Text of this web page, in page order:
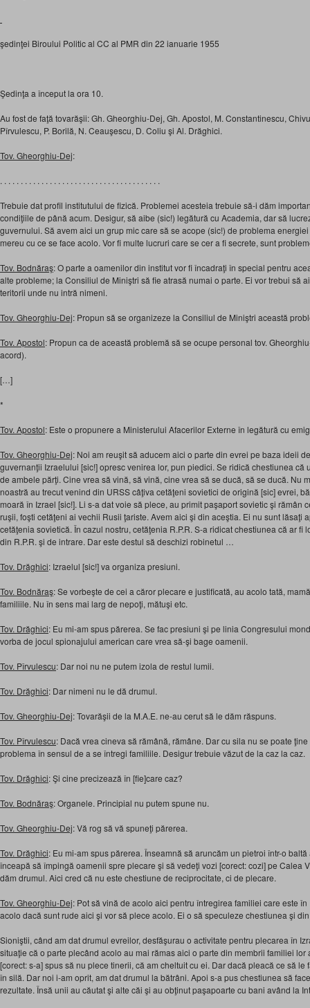
şedinţei Biroului Politic al CC al PMR din 22 ianuarie 1955
Şedinţa a început la ora 10.
Au fost de faţă tovarăşii: Gh. Gheorghiu-Dej, Gh. Apostol, M. Constantinescu,
Pîrvulescu, P. Borilă, N. Ceauşescu, D. Coliu şi Al. Drăghici.
Tov. Gheorghiu-Dej:
. . . . . . . . . . . . . . . . . . . . . . . . . . . . . . . . . . . . . . .
Trebuie dat profil institutului de fizică. Problemei acesteia trebuie să-i dăm
condiţiile de până acum. Desigur, să aibe (sic!) legătură cu Academia, dar să
guvernului. Să avem aici un grup mic care să se acope (sic!) de problema
mereu cu ce se face acolo. Vor fi multe lucruri care se cer a fi secrete, sunt
Tov. Bodnăraş: O parte a oamenilor din institut vor fi încadraţi în special pentru
alte probleme; la Consiliul de Miniştri să fie atrasă numai o parte. Ei vor trebui să
teritorii unde nu intră nimeni.
Tov. Gheorghiu-Dej: Propun să se organizeze la Consiliul de Miniştri această
Tov. Apostol: Propun ca de această problemă să se ocupe personal tov.
acord).
[…]
*
Tov. Apostol: Este o propunere a Ministerului Afacerilor Externe în legătură cu
Tov. Gheorghiu-Dej: Noi am reuşit să aducem aici o parte din evrei pe baza ideii
guvernanţii Izraelului [sic!] opresc venirea lor, pun piedici. Se ridică chestiunea că
de ambele părţi. Cine vrea să vină, să vină, cine vrea să se ducă, să se ducă. Nu
noastră au trecut venind din URSS câţiva cetăţeni sovietici de origină [sic] evrei,
moară în Izrael [sic!]. Li s-a dat voie să plece, au primit paşaport sovietic şi rămân
ruşii, foşti cetăţeni ai vechii Rusii ţariste. Avem aici şi din aceştia. Ei nu sunt lăsaţi
cetăţenia sovietică. În cazul nostru, cetăţenia R.P.R. S-a ridicat chestiunea că ar fi
din R.P.R. şi de intrare. Dar este destul să deschizi robinetul …
Tov. Drăghici: Izraelul [sic!] va organiza presiuni.
Tov. Bodnăraş: Se vorbeşte de cei a căror plecare e justificată, au acolo tată,
familiile. Nu în sens mai larg de nepoţi, mătuşi etc.
Tov. Drăghici: Eu mi-am spus părerea. Se fac presiuni şi pe linia Congresului
vorba de jocul spionajului american care vrea să-şi bage oamenii.
Tov. Pîrvulescu: Dar noi nu ne putem izola de restul lumii.
Tov. Drăghici: Dar nimeni nu le dă drumul.
Tov. Gheorghiu-Dej: Tovarăşii de la M.A.E. ne-au cerut să le dăm răspuns.
Tov. Pîrvulescu: Dacă vrea cineva să rămână, rămâne. Dar cu sila nu se poate
problema în sensul de a se întregi familiile. Desigur trebuie văzut de la caz la caz.
Tov. Drăghici: Şi cine precizează în [fie]care caz?
Tov. Bodnăraş: Organele. Principial nu putem spune nu.
Tov. Gheorghiu-Dej: Vă rog să vă spuneţi părerea.
Tov. Drăghici: Eu mi-am spus părerea. Înseamnă să aruncăm un pietroi într-o
înceapă să împingă oamenii spre plecare şi să vedeţi vozi [corect: cozi] pe Calea
dăm drumul. Aici cred că nu este chestiune de reciprocitate, ci de plecare.
Tov. Gheorghiu-Dej: Pot să vină de acolo aici pentru întregirea familiei care este
acolo dacă sunt rude aici şi vor să plece acolo. Ei o să speculeze chestiunea şi
Sioniştii, când am dat drumul evreilor, desfăşurau o activitate pentru plecarea în
situaţie că o parte plecând acolo au mai rămas aici o parte din membrii familiei lor
[corect: s-a] spus să nu plece tinerii, că am cheltuit cu ei. Dar dacă pleacă ce să le
în silă. Dar noi i-am oprit, am dat drumul la bătrâni. Apoi s-a pus chestiunea să
rezultate. Însă unii au căutat şi alte căi şi au obţinut paşapoarte cu bani având la